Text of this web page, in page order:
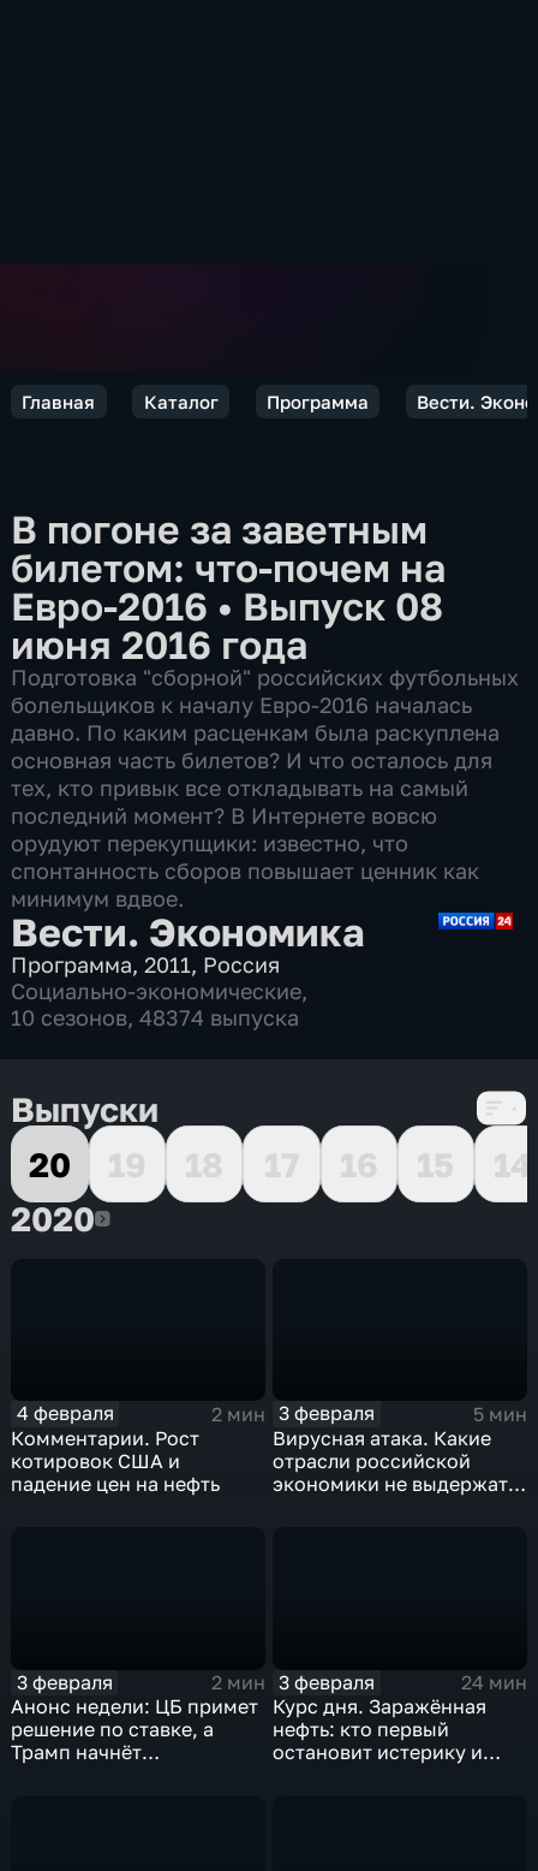
Главная Каталог Программа Вести.
В погоне за заветным
билетом: что-почем на
Евро-2016 • Выпуск 08
июня 2016 года
Подготовка "сборной" российских футбольных
болельщиков к началу Евро-2016 началась
давно. По каким расценкам была раскуплена
основная часть билетов? И что осталось для
тех, кто привык все откладывать на самый
последний момент? В Интернете вовсю
орудуют перекупщики: известно, что
спонтанность сборов повышает ценник как
минимум вдвое.
Вести. Экономика
Программа,2011, Россия
Социально-экономические,
10 сезонов, 48374 выпуска
Выпуски
20
19 18 17 16 15
14
20202020
4 февраля
2 мин
Комментарии. Рост
котировок США и
падение цен на нефть
3 февраля
5 мин
Вирусная атака. Какие
отрасли российской
экономики не выдержат
3 февраля
2 мин
Анонс недели: ЦБ примет
решение по ставке, а
Трамп начнёт
3 февраля
24 мин
Курс дня. Заражённая
нефть: кто первый
остановит истерику и